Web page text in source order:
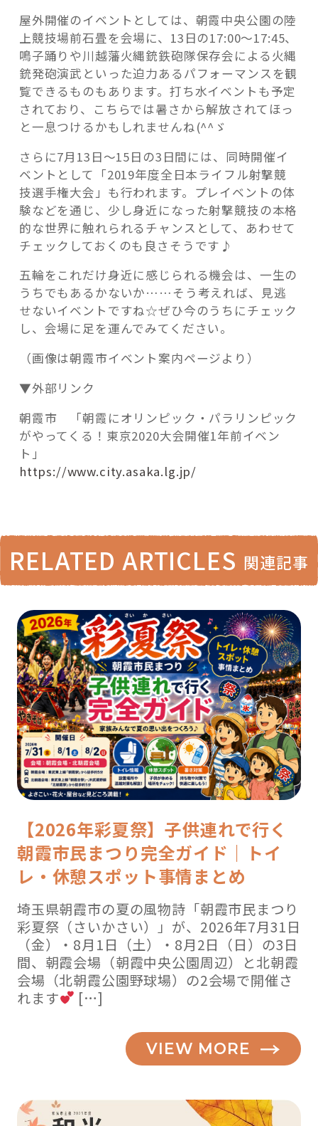
屋外開催のイベントとしては、朝霞中央公園の陸
上競技場前石畳を会場に、13日の17:00～17:45、
鳴子踊りや川越藩火縄銃鉄砲隊保存会による火縄
銃発砲演武といった迫力あるパフォーマンスを観
覧できるものもあります。打ち水イベントも予定
されており、こちらでは暑さから解放されてほっ
と一息つけるかもしれませんね(^^ゞ
さらに7月13日～15日の3日間には、同時開催イ
ベントとして「2019年度全日本ライフル射撃競
技選手権大会」も行われます。プレイベントの体
験などを通じ、少し身近になった射撃競技の本格
的な世界に触れられるチャンスとして、あわせて
チェックしておくのも良さそうです♪
五輪をこれだけ身近に感じられる機会は、一生の
うちでもあるかないか……そう考えれば、見逃
せないイベントですね☆ぜひ今のうちにチェック
し、会場に足を運んでみてください。
（画像は朝霞市イベント案内ページより）
▼外部リンク
朝霞市 「朝霞にオリンピック・パラリンピック
がやってくる！東京2020大会開催1年前イベン
ト」
https://www.city.asaka.lg.jp/
RELATED ARTICLES 関連記事
【2026年彩夏祭】子供連れで行く
朝霞市民まつり完全ガイド｜トイ
レ・休憩スポット事情まとめ
埼玉県朝霞市の夏の風物詩「朝霞市民まつり
彩夏祭（さいかさい）」が、2026年7月31日
（金）・8月1日（土）・8月2日（日）の3日
間、朝霞会場（朝霞中央公園周辺）と北朝霞
会場（北朝霞公園野球場）の2会場で開催さ
れます
[…]
VIEW MORE